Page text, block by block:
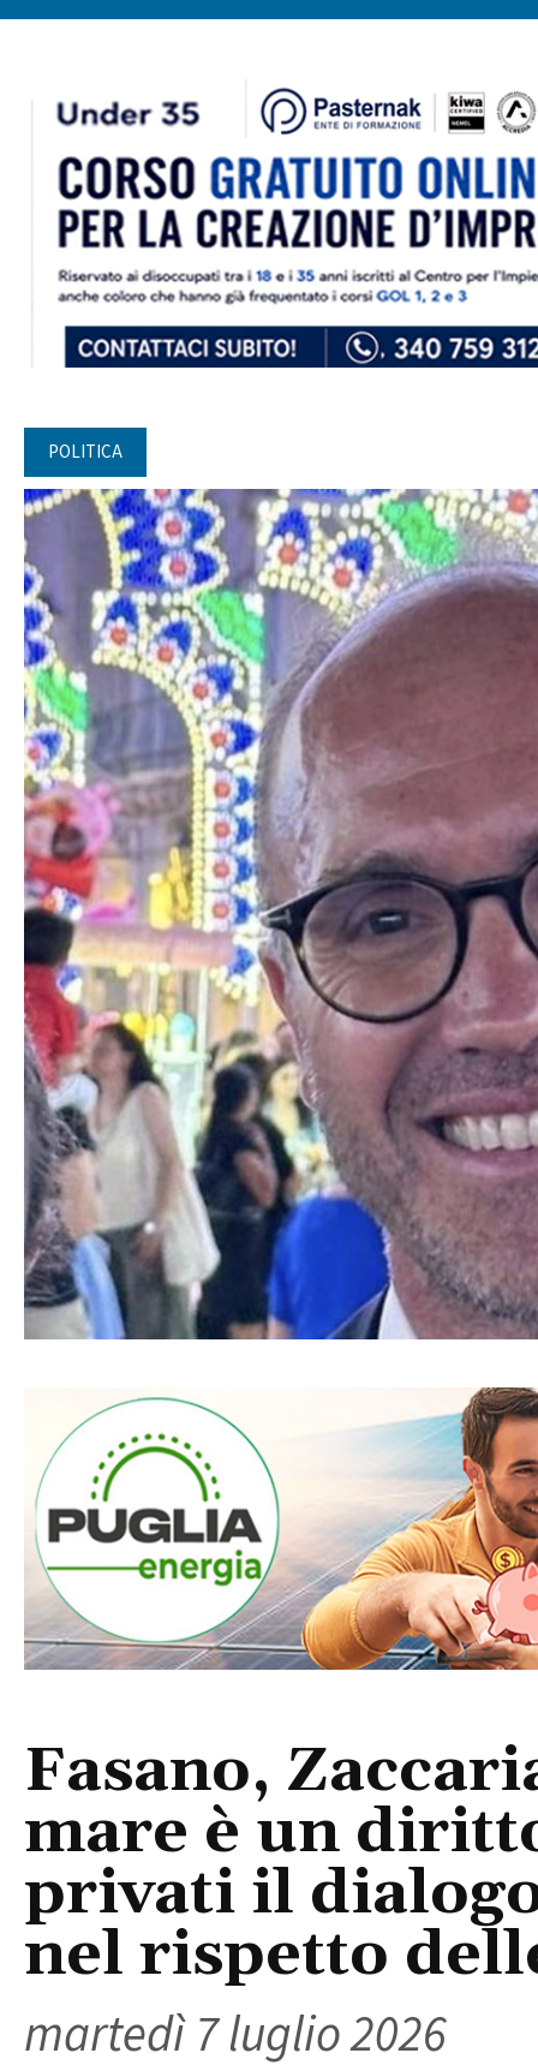
POLITICA
Fasano,
mare è un
privati il dialogo
nel rispetto
martedì 7 luglio 2026